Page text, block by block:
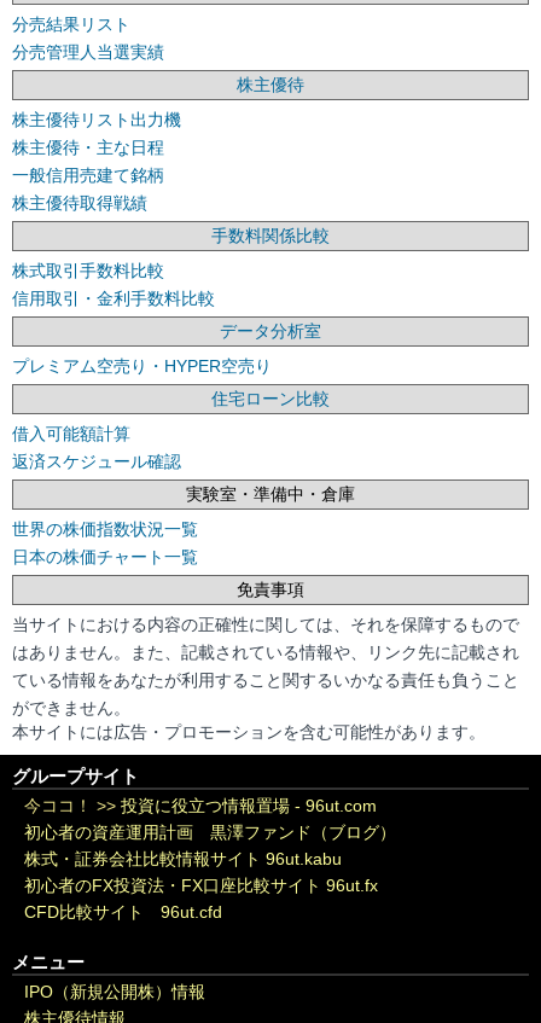
分売結果リスト
分売管理人当選実績
株主優待
株主優待リスト出力機
株主優待・主な日程
一般信用売建て銘柄
株主優待取得戦績
手数料関係比較
株式取引手数料比較
信用取引・金利手数料比較
データ分析室
プレミアム空売り・HYPER空売り
住宅ローン比較
借入可能額計算
返済スケジュール確認
実験室・準備中・倉庫
世界の株価指数状況一覧
日本の株価チャート一覧
免責事項
当サイトにおける内容の正確性に関しては、それを保障するもので
はありません。また、記載されている情報や、リンク先に記載され
ている情報をあなたが利用すること関するいかなる責任も負うこと
ができません。
本サイトには広告・プロモーションを含む可能性があります。
グループサイト
今ココ！ >> 投資に役立つ情報置場 - 96ut.com
初心者の資産運用計画 黒澤ファンド（ブログ）
株式・証券会社比較情報サイト 96ut.kabu
初心者のFX投資法・FX口座比較サイト 96ut.fx
CFD比較サイト 96ut.cfd
メニュー
IPO（新規公開株）情報
株主優待情報